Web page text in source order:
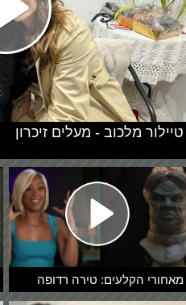
מאחורי הקלעים: טירה רדופה
טיילור מלכוב - מעלים זיכרון